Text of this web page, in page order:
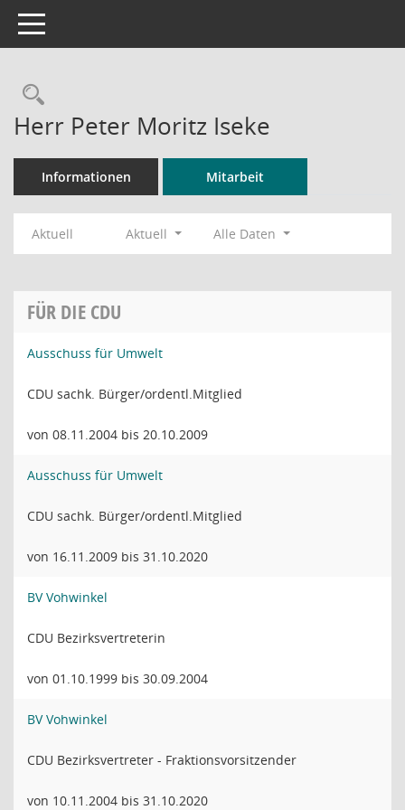
Toggle navigation
Rechercheauswahl
Herr Peter Moritz Iseke
Informationen Mitarbeit
Aktuell Aktuell Alle Daten
FÜR DIE CDU
Ausschuss für Umwelt
CDU sachk. Bürger/ordentl.Mitglied
von 08.11.2004 bis 20.10.2009
Ausschuss für Umwelt
CDU sachk. Bürger/ordentl.Mitglied
von 16.11.2009 bis 31.10.2020
BV Vohwinkel
CDU Bezirksvertreterin
von 01.10.1999 bis 30.09.2004
BV Vohwinkel
CDU Bezirksvertreter - Fraktionsvorsitzender
von 10.11.2004 bis 31.10.2020